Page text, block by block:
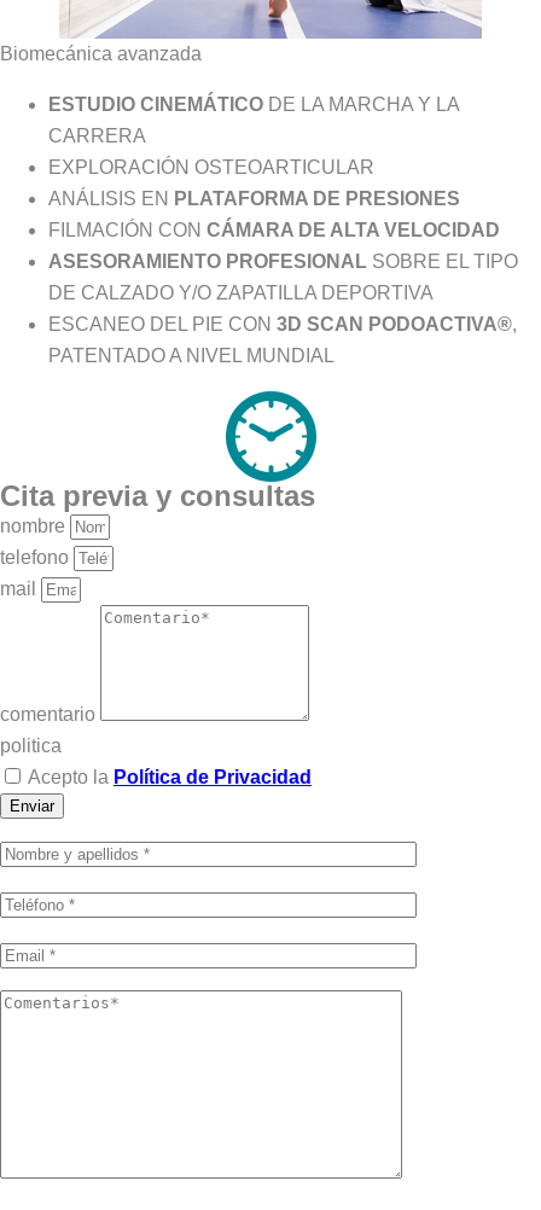
Biomecánica avanzada
ESTUDIO CINEMÁTICO DE LA MARCHA Y LA
CARRERA
EXPLORACIÓN OSTEOARTICULAR
ANÁLISIS EN PLATAFORMA DE PRESIONES
FILMACIÓN CON CÁMARA DE ALTA VELOCIDAD
ASESORAMIENTO PROFESIONAL SOBRE EL TIPO
DE CALZADO Y/O ZAPATILLA DEPORTIVA
ESCANEO DEL PIE CON 3D SCAN PODOACTIVA®,
PATENTADO A NIVEL MUNDIAL
Cita previa y consultas
nombre
telefono
mail
comentario
politica
Acepto la Política de Privacidad
Enviar